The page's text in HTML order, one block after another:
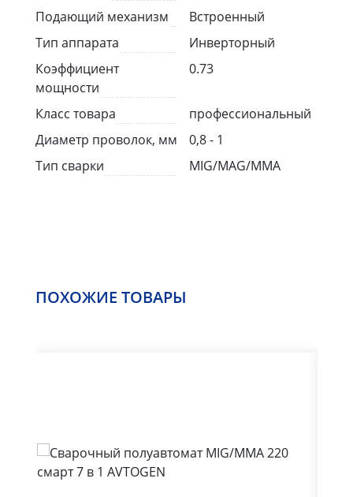
Подающий механизм
Встроенный
Тип аппарата
Инверторный
Коэффициент
мощности
0.73
Класс товара
профессиональный
Диаметр проволок, мм
0,8 - 1
Тип сварки
MIG/MAG/MMA
ПОХОЖИЕ ТОВАРЫ